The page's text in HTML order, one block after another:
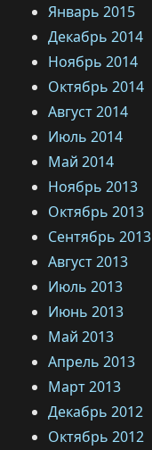
Январь 2015
Декабрь 2014
Ноябрь 2014
Октябрь 2014
Август 2014
Июль 2014
Май 2014
Ноябрь 2013
Октябрь 2013
Сентябрь 2013
Август 2013
Июль 2013
Июнь 2013
Май 2013
Апрель 2013
Март 2013
Декабрь 2012
Октябрь 2012